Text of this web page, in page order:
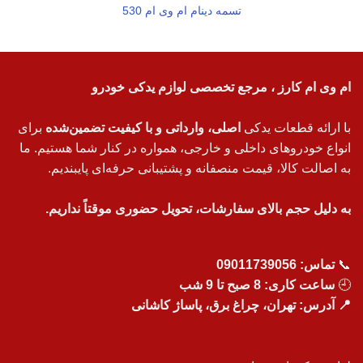
تسمه دینام ام وی ام 530
ام وی ام کارز ، مرجع تخصصی لوازم یدکی خودرو
با ارائه قطعات یدکی اصلی، وارداتی و با کیفیت تضمین‌شده برای
انواع خودروهای داخلی و خارجی، همواره در کنار شما هستیم. ما
به اصالت کالا، قیمت منصفانه و پشتیبانی حرفه‌ای پایبندیم.
به دلیل حجم بالای سفارشات، تحویل حضوری موقتاً نداریم.
📞تماس: 09011739056
🕘 ساعت کاری: 8 صبح تا 9 شب
📍 آدرس: تهران، چراغ برق، پاساژ کاشانی